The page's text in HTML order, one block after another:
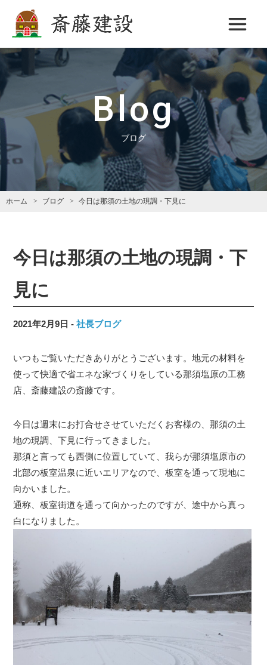
斎藤建設
Blog
ブログ
ホーム ブログ 今日は那須の土地の現調・下見に
今日は那須の土地の現調・下
見に
2021年2月9日 社長ブログ
いつもご覧いただきありがとうございます。地元の材料を
使って快適で省エネな家づくりをしている那須塩原の工務
店、斎藤建設の斎藤です。
今日は週末にお打合せさせていただくお客様の、那須の土
地の現調、下見に行ってきました。
那須と言っても西側に位置していて、我らが那須塩原市の
北部の板室温泉に近いエリアなので、板室を通って現地に
向かいました。
通称、板室街道を通って向かったのですが、途中から真っ
白になりました。